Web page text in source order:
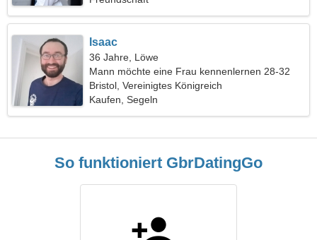
Isaac
36 Jahre, Löwe
Mann möchte eine Frau kennenlernen 28-32
Bristol, Vereinigtes Königreich
Kaufen, Segeln
So funktioniert GbrDatingGo